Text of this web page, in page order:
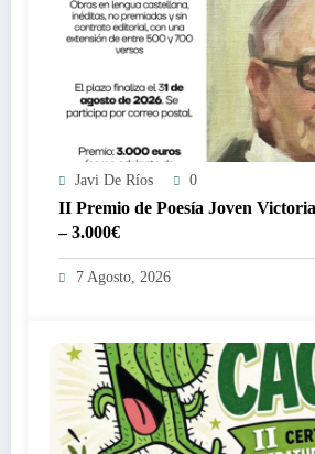
Javi De Ríos 0
II Premio de Poesía Joven
– 3.000€
7 Agosto, 2026